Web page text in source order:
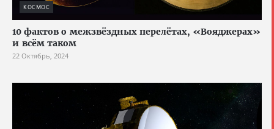
КОСМОС
10 фактов о межзвёздных перелётах, «Вояджерах»
и всём таком
22 Октябрь, 2024